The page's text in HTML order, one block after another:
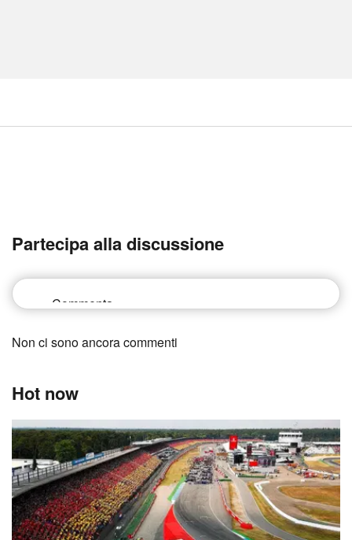
Partecipa alla discussione
Non ci sono ancora commenti
Hot now